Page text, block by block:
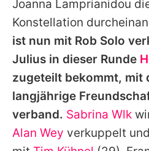
Joanna Lamprianidou
Konstellation
ist nun mit Rob Solo
Julius in dieser Runde
zugeteilt bekommt, mit
langjährige
verband. Sabrina Wlk
Alan Wey verkuppelt und